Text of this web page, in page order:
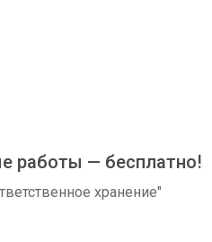
работы — бесплатно!
хранение"